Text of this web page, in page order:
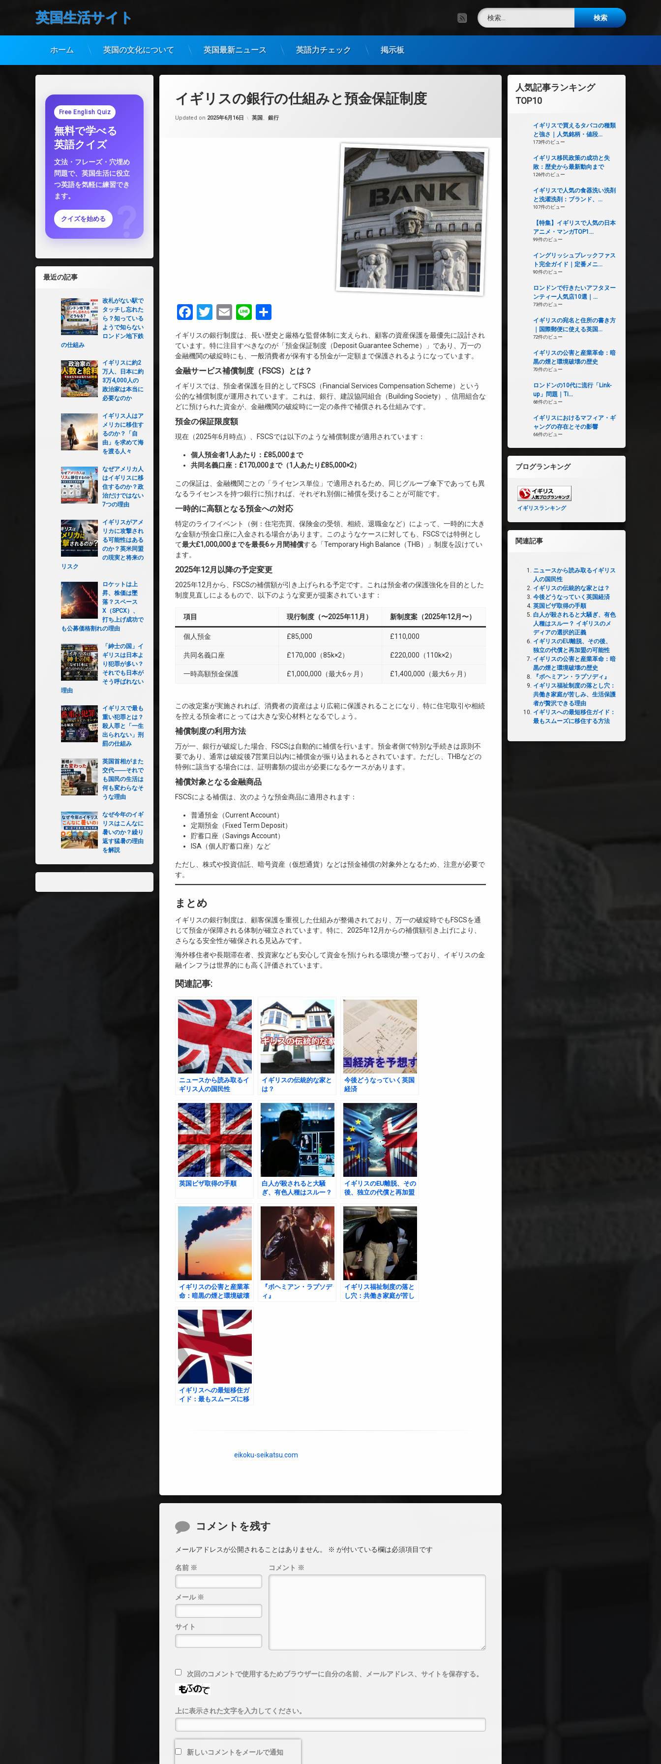
コ
英国生活サイト RSS検索:
ホーム 英国の文化について 英国最新ニュース 英語力チェック 掲示板
イギリスの銀行の仕組みと預金保証制度
Updated on 2025年6月16日 カテゴリー:
英国 、 銀行
Facebook
Twitter
Email
Line
有
イギリスの銀行制度は、長い歴史と厳格な監督体制に支えられ、顧客の資産保護を最優先に設計され
ています。特に注目すべきなのが「預金保証制度（Deposit Guarantee Scheme）」であり、万一の
金融機関の破綻時にも、一般消費者が保有する預金が一定額まで保護されるようになっています。
金融サービス補償制度（FSCS）とは？
イギリスでは、預金者保護を目的としてFSCS（Financial Services Compensation Scheme）という
公的な補償制度が運用されています。これは、銀行、建設協同組合（Building Society）、信用組合な
どに預けられた資金が、金融機関の破綻時に一定の条件で補償される仕組みです。
預金の保証限度額
現在（2025年6月時点）、FSCSでは以下のような補償制度が適用されています：
個人預金者1人あたり：£85,000まで
共同名義口座：£170,000まで（1人あたり£85,000×2）
この保証は、金融機関ごとの「ライセンス単位」で適用されるため、同じグループ傘下であっても異
なるライセンスを持つ銀行に預ければ、それぞれ別個に補償を受けることが可能です。
一時的に高額となる預金への対応
特定のライフイベント（例：住宅売買、保険金の受領、相続、退職金など）によって、一時的に大き
な金額が預金口座に入金される場合があります。このようなケースに対しても、FSCSでは特例とし
て最大£1,000,000までを最長6ヶ月間補償する「Temporary High Balance（THB）」制度を設けてい
ます。
2025年12月以降の予定変更
2025年12月から、FSCSの補償額が引き上げられる予定です。これは預金者の保護強化を目的とした
制度見直しによるもので、以下のような変更が提案されています：
項目 現行制度（〜2025年11月） 新制度案（2025年12月〜）
個人預金 £85,000 £110,000
共同名義口座 £170,000（85k×2） £220,000（110k×2）
一時高額預金保護 £1,000,000（最大6ヶ月） £1,400,000（最大6ヶ月）
この改定案が実施されれば、消費者の資産はより広範に保護されることになり、特に住宅取引や相続
を控える預金者にとっては大きな安心材料となるでしょう。
補償制度の利用方法
万が一、銀行が破綻した場合、FSCSは自動的に補償を行います。預金者側で特別な手続きは原則不
要であり、通常は破綻後7営業日以内に補償金が振り込まれるとされています。ただし、THBなどの
特例に該当する場合には、証明書類の提出が必要になるケースがあります。
補償対象となる金融商品
FSCSによる補償は、次のような預金商品に適用されます：
普通預金（Current Account）
定期預金（Fixed Term Deposit）
貯蓄口座（Savings Account）
ISA（個人貯蓄口座）など
ただし、株式や投資信託、暗号資産（仮想通貨）などは預金補償の対象外となるため、注意が必要で
す。
まとめ
イギリスの銀行制度は、顧客保護を重視した仕組みが整備されており、万一の破綻時でもFSCSを通
じて預金が保障される体制が確立されています。特に、2025年12月からの補償額引き上げにより、
さらなる安全性が確保される見込みです。
海外移住者や長期滞在者、投資家なども安心して資金を預けられる環境が整っており、イギリスの金
融インフラは世界的にも高く評価されています。
関連記事:
ニュースから読み取るイ
ギリス人の国民性
イギリスの伝統的な家と
は？
今後どうなっていく英国
経済
英国ビザ取得の手順
白人が殺されると大騒
ぎ、有色人種はスルー？
択的正義
イギリスのEU離脱、その
後、独立の代償と再加盟
イギリスの公害と産業革
命：暗黒の煙と環境破壊
『ボヘミアン・ラプソデ
ィ』
イギリス福祉制度の落と
し穴：共働き家庭が苦し
イギリスへの最短移住ガ
イド：最もスムーズに移
eikoku-seikatsu.com
コメントコメントを残す
メールアドレスが公開されることはありません。 ※ が付いている欄は必須項目です
コメント ※
名前 ※
メール ※
サイト
次回のコメントで使用するためブラウザーに自分の名前、メールアドレス、サイトを保存する。
上に表示された文字を入力してください。
新しいコメントをメールで通知
Free English Quiz
無料で学べる
英語クイズ
文法・フレーズ・穴埋め
問題で、英国生活に役立
つ英語を気軽に練習でき
ます。
クイズを始める
最近の記事
改札がない駅で
タッチし忘れた
ら？知っている
ようで知らない
ロンドン地下鉄
の仕組み
イギリスに約2
万人、日本に約
3万4,000人の
政治家は本当に
必要なのか
イギリス人はア
メリカに移住す
るのか？「自
由」を求めて海
を渡る人々
なぜアメリカ人
はイギリスに移
住するのか？政
治だけではない
7つの理由
イギリスがアメ
リカに攻撃され
る可能性はある
のか？英米同盟
の現実と将来の
リスク
ロケットは上
昇、株価は墜
落？スペース
X（SPCX）、
打ち上げ成功で
も公募価格割れの理由
「紳士の国」イ
ギリスは日本よ
り犯罪が多い？
それでも日本が
そう呼ばれない
理由
イギリスで最も
重い犯罪とは？
殺人罪と「一生
出られない」刑
罰の仕組み
英国首相がまた
交代――それで
も国民の生活は
何も変わらなそ
うな理由
なぜ今年のイギ
リスはこんなに
暑いのか？繰り
返す猛暑の理由
を解説
人気記事ランキング
TOP10
イギリスで買えるタバコの種類
と強さ｜人気銘柄・値段...
173件のビュー
イギリス移民政策の成功と失
敗：歴史から最新動向まで
126件のビュー
イギリスで人気の食器洗い洗剤
と洗濯洗剤：ブランド、...
107件のビュー
【特集】イギリスで人気の日本
アニメ・マンガTOP1...
99件のビュー
イングリッシュブレックファス
ト完全ガイド｜定番メニ...
90件のビュー
ロンドンで行きたいアフタヌー
ンティー人気店10選｜...
73件のビュー
イギリスの宛名と住所の書き方
｜国際郵便に使える英国...
72件のビュー
イギリスの公害と産業革命：暗
黒の煙と環境破壊の歴史
70件のビュー
ロンドンの10代に流行「Link-
up」問題｜Ti...
68件のビュー
イギリスにおけるマフィア・ギ
ャングの存在とその影響
66件のビュー
ブログランキング
イギリスランキング
関連記事
ニュースから読み取るイギリス
人の国民性
イギリスの伝統的な家とは？
今後どうなっていく英国経済
英国ビザ取得の手順
白人が殺されると大騒ぎ、有色
人種はスルー？ イギリスのメ
ディアの選択的正義
イギリスのEU離脱、その後、
独立の代償と再加盟の可能性
イギリスの公害と産業革命：暗
黒の煙と環境破壊の歴史
『ボヘミアン・ラプソディ』
イギリス福祉制度の落とし穴：
共働き家庭が苦しみ、生活保護
者が贅沢できる理由
イギリスへの最短移住ガイド：
最もスムーズに移住する方法